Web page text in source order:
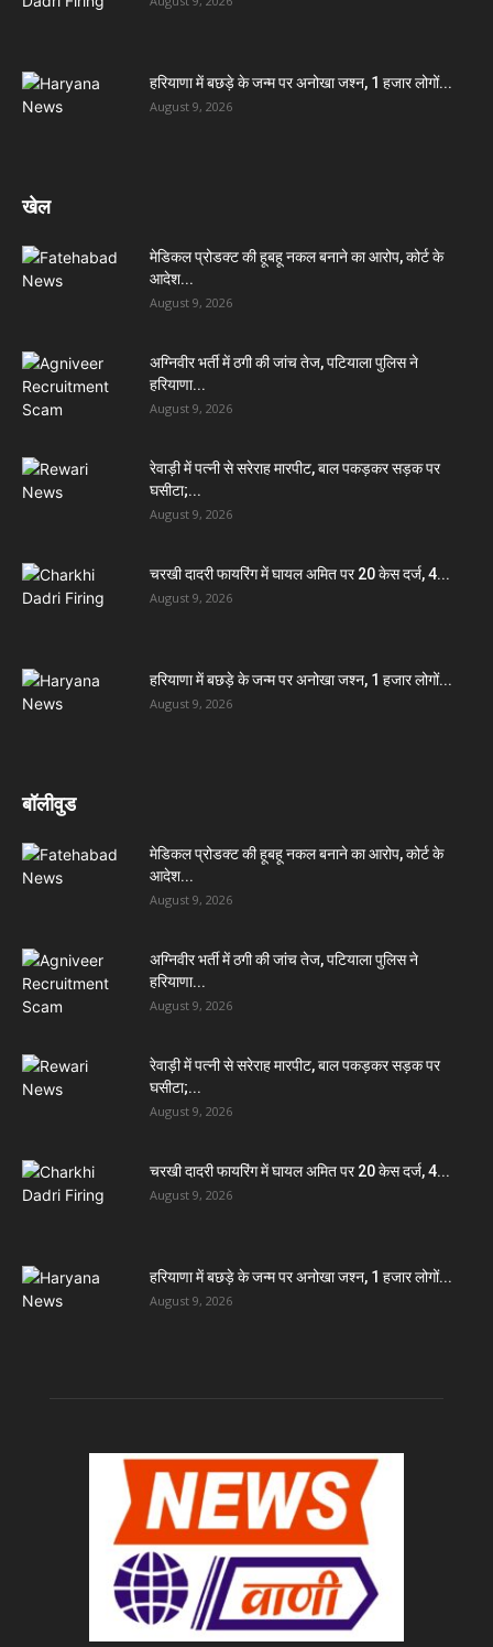
हरियाणा में बछड़े के जन्म पर अनोखा जश्न, 1 हजार लोगों...
August 9, 2026
खेल
मेडिकल प्रोडक्ट की हूबहू नकल बनाने का आरोप, कोर्ट के
आदेश...
August 9, 2026
अग्निवीर भर्ती में ठगी की जांच तेज, पटियाला पुलिस ने
हरियाणा...
August 9, 2026
रेवाड़ी में पत्नी से सरेराह मारपीट, बाल पकड़कर सड़क पर
घसीटा;...
August 9, 2026
चरखी दादरी फायरिंग में घायल अमित पर 20 केस दर्ज, 4...
August 9, 2026
हरियाणा में बछड़े के जन्म पर अनोखा जश्न, 1 हजार लोगों...
August 9, 2026
बॉलीवुड
मेडिकल प्रोडक्ट की हूबहू नकल बनाने का आरोप, कोर्ट के
आदेश...
August 9, 2026
अग्निवीर भर्ती में ठगी की जांच तेज, पटियाला पुलिस ने
हरियाणा...
August 9, 2026
रेवाड़ी में पत्नी से सरेराह मारपीट, बाल पकड़कर सड़क पर
घसीटा;...
August 9, 2026
चरखी दादरी फायरिंग में घायल अमित पर 20 केस दर्ज, 4...
August 9, 2026
हरियाणा में बछड़े के जन्म पर अनोखा जश्न, 1 हजार लोगों...
August 9, 2026